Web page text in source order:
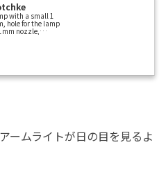
with a small 1
hole for the lamp
nozzle,
ームライトが日の目を見るよ